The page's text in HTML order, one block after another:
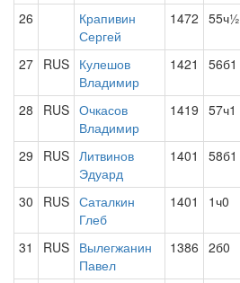
26
Крапивин
Сергей
1472 55ч½
27 RUS Кулешов
Владимир
1421 56б1
28 RUS Очкасов
Владимир
1419 57ч1
29 RUS Литвинов
Эдуард
1401 58б1
30 RUS Саталкин
Глеб
1401 1ч0
31 RUS Вылегжанин
Павел
1386 2б0